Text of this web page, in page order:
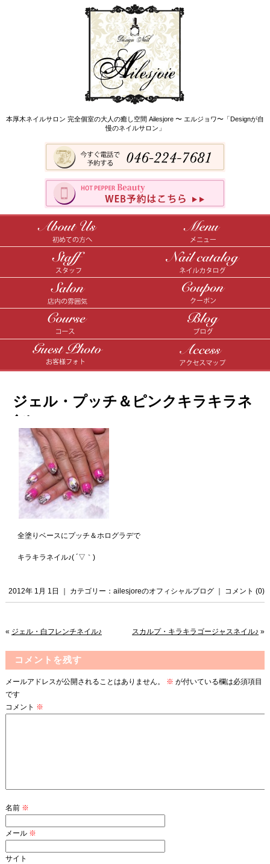
本厚木ネイルサロン 完全個室の大人の癒し空間 Ailesjore 〜 エルジョワ〜「Designが自
慢のネイルサロン」
ジェル・プッチ＆ピンクキラキラネ
イル♪
全塗りベースにプッチ＆ホログラデで
キラキラネイル♪( ´▽｀)
2012年 1月 1日 ｜ カテゴリー：ailesjoreのオフィシャルブログ コメント (0)
« ジェル・白フレンチネイル♪ スカルプ・キラキラゴージャスネイル♪ »
コメントを残す
メールアドレスが公開されることはありません。 ※ が付いている欄は必須項目
です
コメント ※
名前 ※
メール ※
サイト